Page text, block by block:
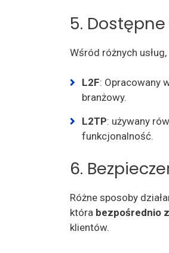
5. Dostępne
Wśród różnych
L2F: Opracowany
branżowy.
L2TP: używany
funkcjonalność.
6.
Różne sposoby
która bezpośrednio
klientów.